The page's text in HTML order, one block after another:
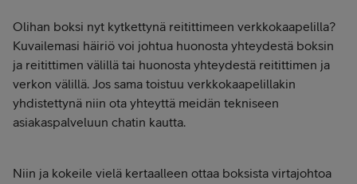
Olihan boksi nyt kytkettynä reitittimeen verkkokaapelilla?
Kuvailemasi häiriö voi johtua huonosta yhteydestä boksin
ja reitittimen välillä tai huonosta yhteydestä reitittimen ja
verkon välillä. Jos sama toistuu verkkokaapelillakin
yhdistettynä niin ota yhteyttä meidän tekniseen
asiakaspalveluun chatin kautta.
Niin ja kokeile vielä kertaalleen ottaa boksista virtajohtoa